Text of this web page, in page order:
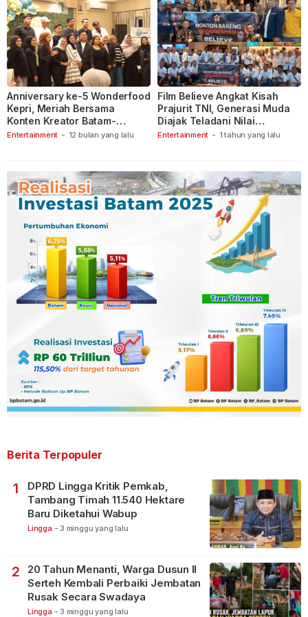
Entertainment - 12 bulan yang lalu
Anniversary ke-5 Wonderfood
Kepri, Meriah Bersama
Konten Kreator Batam-
Tanjungpinang
Entertainment - 1 tahun yang lalu
Film Believe Angkat Kisah
Prajurit TNI, Generasi Muda
Diajak Teladani Nilai
Keberanian
Berita Terpopuler
1
DPRD Lingga Kritik Pemkab,
Tambang Timah 11.540 Hektare
Baru Diketahui Wabup
Lingga - 3 minggu yang lalu
2
20 Tahun Menanti, Warga Dusun II
Serteh Kembali Perbaiki Jembatan
Rusak Secara Swadaya
Lingga - 3 minggu yang lalu